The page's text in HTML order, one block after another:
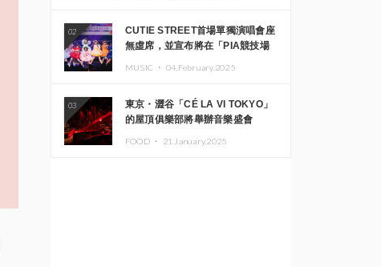
02
CUTIE STREET首場單獨演唱會座
無虛席，並宣布將在「PIA競技場
MUSIC ・ 04.February.2025
03
東京・澀谷「CÉ LA VI TOKYO」
的屋頂俱樂部將舉辦音樂盛會
FOOD ・ 21.January.2025